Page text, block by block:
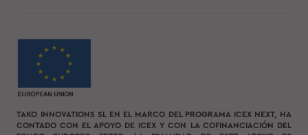
TAKO INNOVATIONS SL EN EL MARCO DEL PROGRAMA ICEX NEXT, HA
CONTADO CON EL APOYO DE ICEX Y CON LA COFINANCIACIÓN DEL